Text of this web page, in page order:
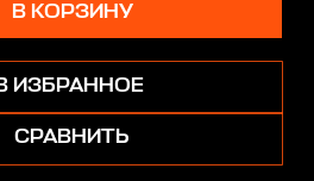
В КОРЗИНУ
ИЗБРАННОЕ
СРАВНИТЬ